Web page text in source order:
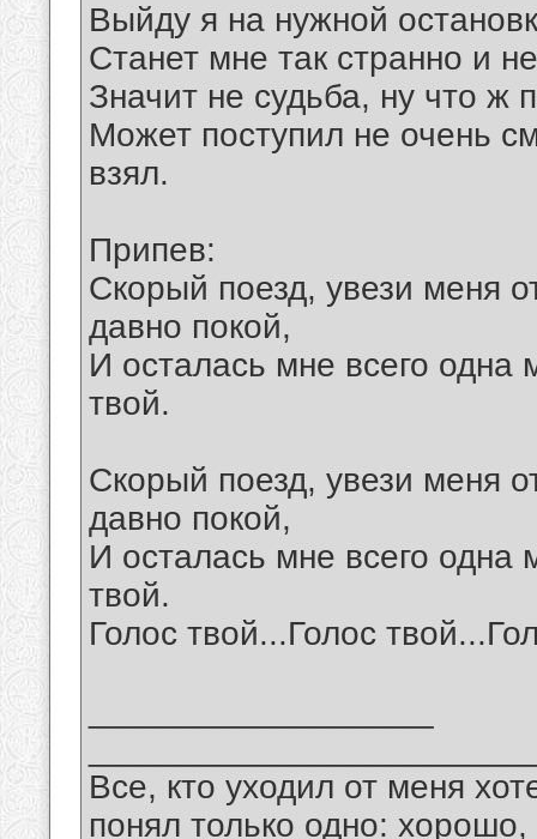
Выйду я на нужной
Станет мне так странно и
Значит не судьба, ну что ж
Может поступил не очень
взял.
Припев:
Скорый поезд, увези меня
давно покой,
И осталась мне всего одна
твой.
Скорый поезд, увези меня
давно покой,
И осталась мне всего одна
твой.
Голос твой...Голос
Все, кто уходил от меня
понял только одно: